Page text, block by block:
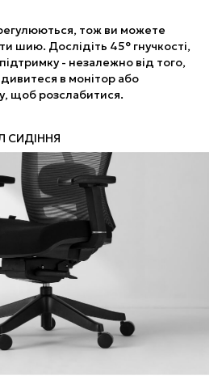
тож ви можете
шию. Дослідіть 45° гнучкості,
- незалежно від того,
в монітор або
щоб розслабитися.
СИДІННЯ